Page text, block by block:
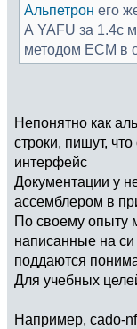
Альпетрон его
А YAFU за 1.4с
методом ECM в
Непонятно как
строки, пишут,
интерфейс
Документации у
ассемблером в
По своему опыту
написанные на
поддаются
Для учебных
Например, cado-